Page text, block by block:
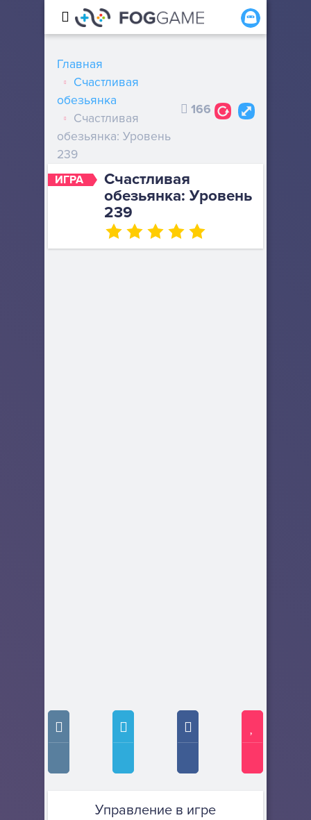
ИГРА
Счастливая
обезьянка: Уровень
239
Главная
Счастливая
обезьянка
Счастливая
обезьянка: Уровень
239
166
Управление в игре